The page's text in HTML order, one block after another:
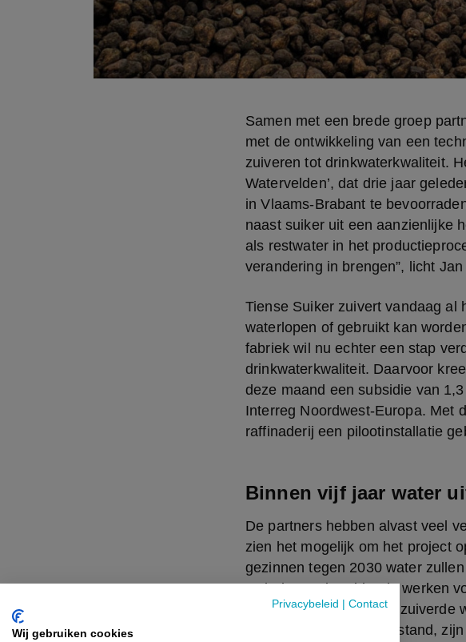
Privacybeleid Contact
Wij gebruiken cookies
Samen met een brede groep
met de ontwikkeling van een
zuiveren tot drinkwaterkwaliteit.
Watervelden’, dat drie jaar
in Vlaams-Brabant te
naast suiker uit een aanzienlijke
als restwater in het
verandering in brengen”, licht
Tiense Suiker zuivert vandaag al
waterlopen of gebruikt kan
fabriek wil nu echter een stap
drinkwaterkwaliteit. Daarvoor
deze maand een subsidie van
Interreg Noordwest-Europa. Met
raffinaderij een pilootinstallatie
Binnen vijf jaar water
De partners hebben alvast veel
zien het mogelijk om het project
gezinnen tegen 2030 water
Ook de voorbereidende werken
het transport van het
anderhalve kilometer afstand,